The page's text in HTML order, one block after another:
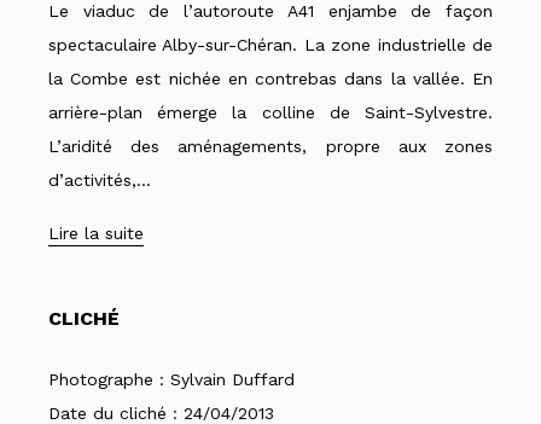
Le viaduc de l’autoroute A41 enjambe de façon
spectaculaire Alby-sur-Chéran. La zone industrielle de
la Combe est nichée en contrebas dans la vallée. En
arrière-plan émerge la colline de Saint-Sylvestre.
L’aridité des aménagements, propre aux zones
d’activités,...
CLICHÉ
Photographe : Sylvain Duffard
Date du cliché : 24/04/2013